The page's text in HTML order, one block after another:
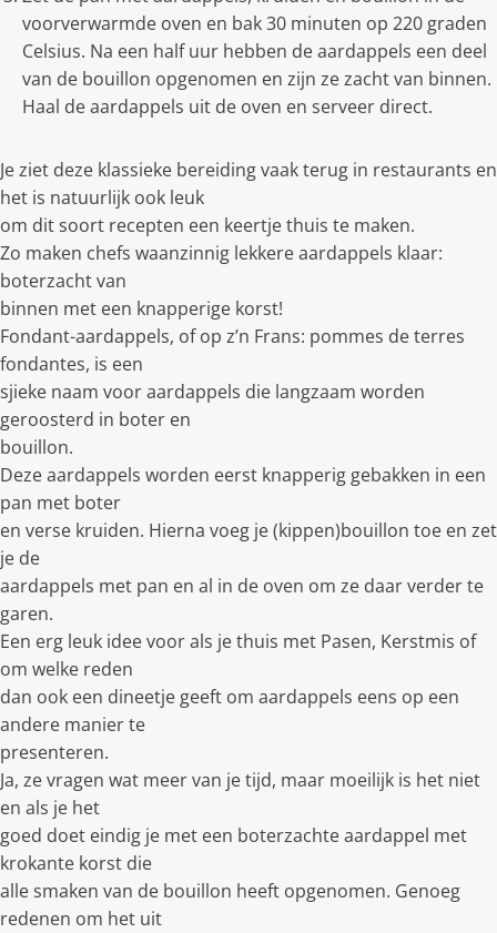
voorverwarmde oven en bak 30 minuten op 220 graden
Celsius. Na een half uur hebben de aardappels een deel
van de bouillon opgenomen en zijn ze zacht van binnen.
Haal de aardappels uit de oven en serveer direct.
Je ziet deze klassieke bereiding vaak terug in restaurants en
het is natuurlijk ook leuk
om dit soort recepten een keertje thuis te maken.
Zo maken chefs waanzinnig lekkere aardappels klaar:
boterzacht van
binnen met een knapperige korst!
Fondant-aardappels, of op z’n Frans: pommes de terres
fondantes, is een
sjieke naam voor aardappels die langzaam worden
geroosterd in boter en
bouillon.
Deze aardappels worden eerst knapperig gebakken in een
pan met boter
en verse kruiden. Hierna voeg je (kippen)bouillon toe en zet
je de
aardappels met pan en al in de oven om ze daar verder te
garen.
Een erg leuk idee voor als je thuis met Pasen, Kerstmis of
om welke reden
dan ook een dineetje geeft om aardappels eens op een
andere manier te
presenteren.
Ja, ze vragen wat meer van je tijd, maar moeilijk is het niet
en als je het
goed doet eindig je met een boterzachte aardappel met
krokante korst die
alle smaken van de bouillon heeft opgenomen. Genoeg
redenen om het uit